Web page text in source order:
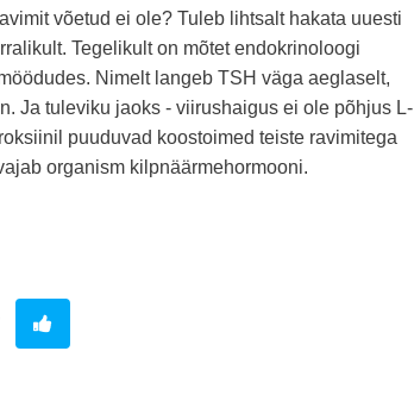
võetud ei ole? Tuleb lihtsalt hakata uuesti
Tegelikult on mõtet endokrinoloogi
Nimelt langeb TSH väga aeglaselt,
Ja tuleviku jaoks - viirushaigus ei ole põhjus L-
puuduvad koostoimed teiste ravimitega
organism kilpnäärmehormooni.